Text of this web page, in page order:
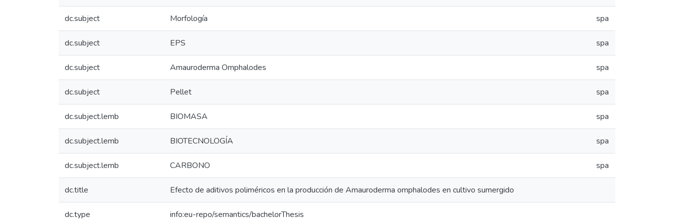
dc.subject Morfología spa
dc.subject EPS spa
dc.subject Amauroderma Omphalodes spa
dc.subject Pellet spa
dc.subject.lemb BIOMASA spa
dc.subject.lemb BIOTECNOLOGÍA spa
dc.subject.lemb CARBONO spa
dc.title Efecto de aditivos poliméricos en la producción de Amauroderma omphalodes en cultivo sumergido
dc.type info:eu-repo/semantics/bachelorThesis